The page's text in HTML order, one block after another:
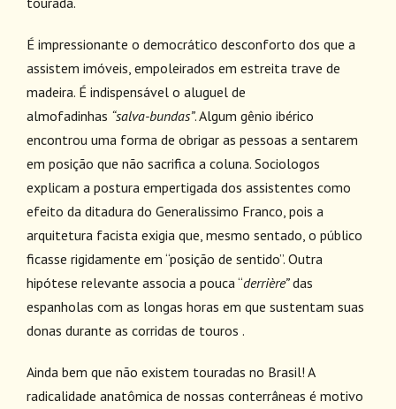
É impressionante o democrático desconforto dos que a
assistem imóveis, empoleirados em estreita trave de
madeira. É indispensável o aluguel de
almofadinhas “salva-bundas”. Algum gênio ibérico
encontrou uma forma de obrigar as pessoas a sentarem
em posição que não sacrifica a coluna. Sociologos
explicam a postura empertigada dos assistentes como
efeito da ditadura do Generalissimo Franco, pois a
arquitetura facista exigia que, mesmo sentado, o público
ficasse rigidamente em “posição de sentido”. Outra
hipótese relevante associa a pouca “derrière”das
espanholas com as longas horas em que sustentam suas
donas durante as corridas de touros .
Ainda bem que não existem touradas no Brasil! A
radicalidade anatômica de nossas conterrâneas é motivo